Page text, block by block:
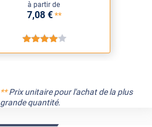
à partir de
7,08 € **
*****
**Prix unitaire pour l'achat de la plus
grande quantité.